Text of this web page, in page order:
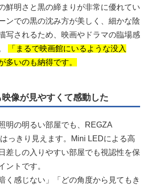
鮮明さと黒の締まりが非常に優れてい
ンでの黒の沈み方が美しく、細かな陰
写されるため、映画やドラマの臨場感
「まるで映画館にいるような没入
多いのも納得です。
像が見やすくて感動した
明の明るい部屋でも、REGZA
っきり見えます。Mini LEDによる高
差しの入りやすい部屋でも視認性を保
ントです。
く感じない」「どの角度から見てもき